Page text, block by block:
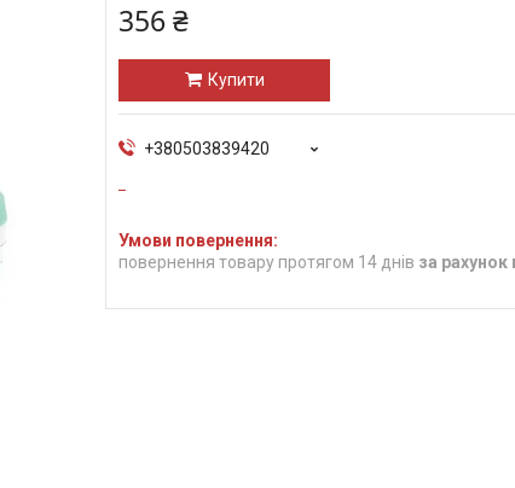
356 ₴
Купити
+380503839420
повернення товару протягом 14 днів за рахунок